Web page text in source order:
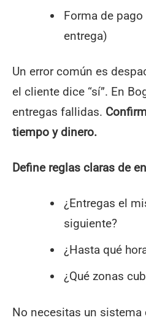
Forma de
entrega)
Un error común es
el cliente dice “sí”. En
entregas fallidas.
tiempo y dinero.
Define reglas claras de
¿Entregas el
siguiente?
¿Hasta qué
¿Qué zonas
No necesitas un